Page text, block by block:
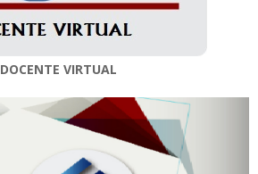
DOCENTE VIRTUAL